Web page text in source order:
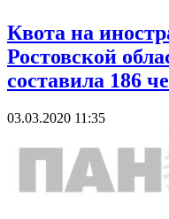
Квота на
Ростовской
составила 186
03.03.2020 11:35